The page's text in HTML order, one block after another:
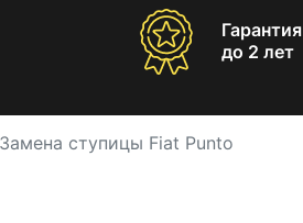
Гарантия
до 2 лет
Замена ступицы Fiat Punto